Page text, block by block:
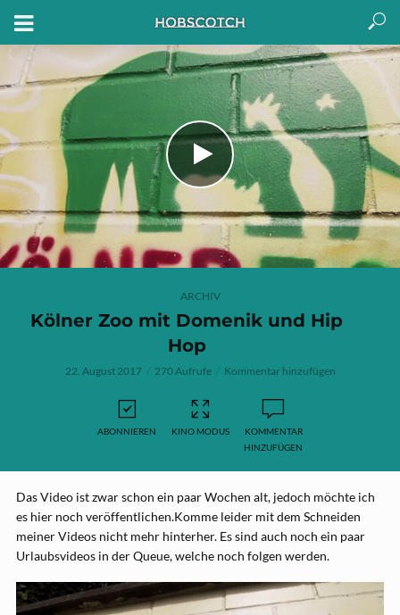
ARCHIV
Kölner Zoo mit Domenik und Hip
Hop
22. August 2017 270 Aufrufe Kommentar hinzufügen
ABONNIEREN KINO MODUS
KOMMENTAR
HINZUFÜGEN
Das Video ist zwar schon ein paar Wochen alt, jedoch möchte ich
es hier noch veröffentlichen.Komme leider mit dem Schneiden
meiner Videos nicht mehr hinterher. Es sind auch noch ein paar
Urlaubsvideos in der Queue, welche noch folgen werden.